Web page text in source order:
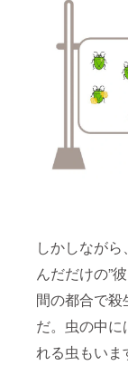
しかしなが
んだだけの”
間の都合で
だ。虫の中に
れる虫もいま